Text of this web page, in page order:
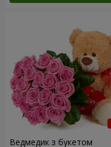
Ведмедик з букетом